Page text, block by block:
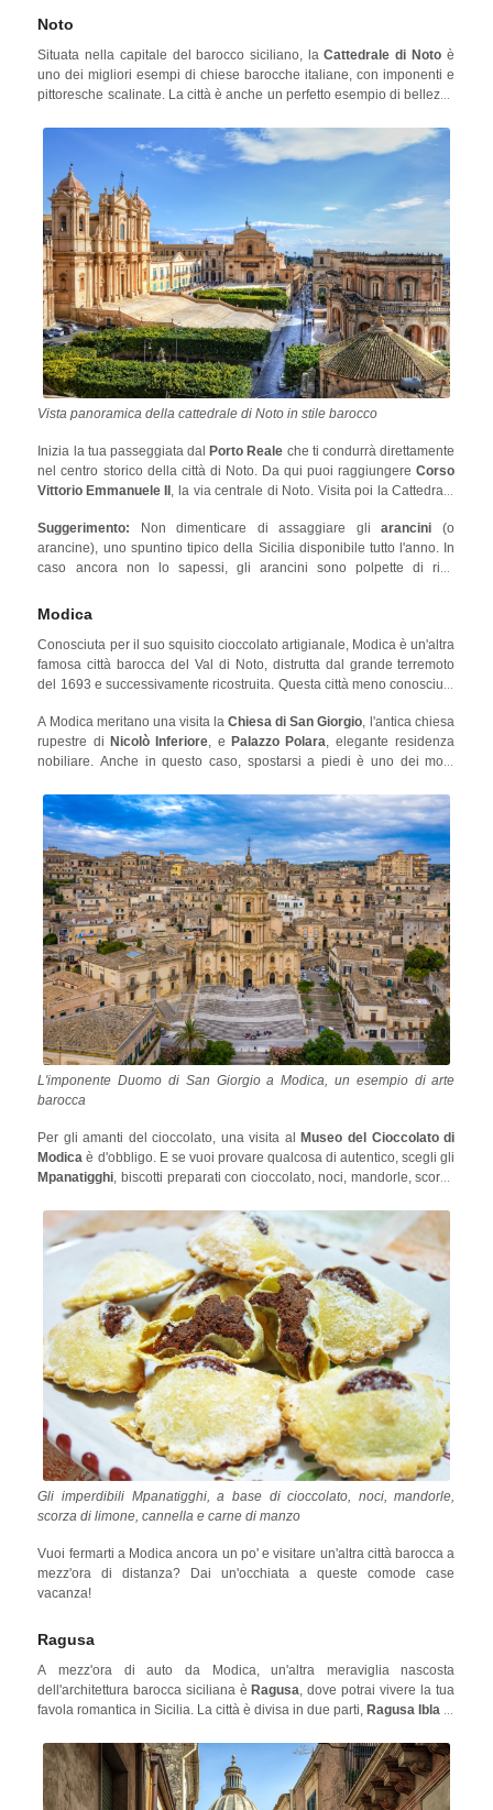
come tappa prima di raggiungere Noto!
Noto
Situata nella capitale del barocco siciliano, laCattedrale di Noto è
uno dei migliori esempi di chiese barocche italiane, con imponenti e
pittoresche scalinate. La città è anche un perfetto esempio di bellezza
caso, è possibile raggiungere quasi tutti I più importanti siti turistici da
Vista panoramica della cattedrale di Noto in stile barocco
Inizia la tua passeggiata dalPorto Reale che ti condurrà direttamente
nel centro storico della città di Noto. Da qui puoi raggiungereCorso
Vittorio Emmanuele II , la via centrale di Noto. Visita poi la Cattedrale
imponente facciata in sublime pietra arenaria color miele. Puoi
pernottare a Noto o raggiungere un'altra città del barocco siciliano,
Modica, a soli 45 minuti di auto!
Suggerimento: Non dimenticare di assaggiare gliarancini(o
arancine), uno spuntino tipico della Sicilia disponibile tutto l'anno. In
caso ancora non lo sapessi, gli arancini sono polpette di riso
e prosciutto cotto.
Modica
Conosciuta per il suo squisito cioccolato artigianale, Modica è un'altra
famosa città barocca del Val di Noto, distrutta dal grande terremoto
del 1693 e successivamente ricostruita. Questa città meno conosciuta
siciliano accompagnato dal piacere della buona tavola alla fine di
una giornata di tour.
A Modica meritano una visita laChiesa di San Giorgio , l'antica chiesa
rupestre diNicolò Inferiore , ePalazzo Polara
, elegante residenza
nobiliare. Anche in questo caso, spostarsi a piedi è uno dei modi
recarti in
Corso Umberto I, la via principale di Modica, per cogliere la
sua vera anima barocca!
L'imponente Duomo di San Giorgio a Modica, un esempio di arte
barocca
Per gli amanti del cioccolato, una visita alMuseo del Cioccolato di
Modica è d'obbligo. E se vuoi provare qualcosa di autentico, scegli gli
Mpanatigghi , biscotti preparati con cioccolato, noci, mandorle, scorza
Gli imperdibili Mpanatigghi, a base di cioccolato, noci, mandorle,
scorza di limone, cannella e carne di manzo
Vuoi fermarti a Modica ancora un po' e visitare un'altra città barocca a
mezz'ora di distanza? Dai un'occhiata a queste comode case
vacanza!
Ragusa
A mezz'ora di auto da Modica, un'altra meraviglia nascosta
dell'architettura barocca siciliana èRagusa, dove potrai vivere la tua
favola romantica in Sicilia. La città è divisa in due parti,Ragusa Ibla (il
luogo perso nel tempo.